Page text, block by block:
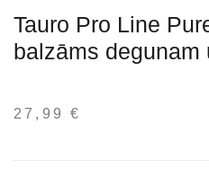
Tauro Pro Line
balzāms degunam
27,99€